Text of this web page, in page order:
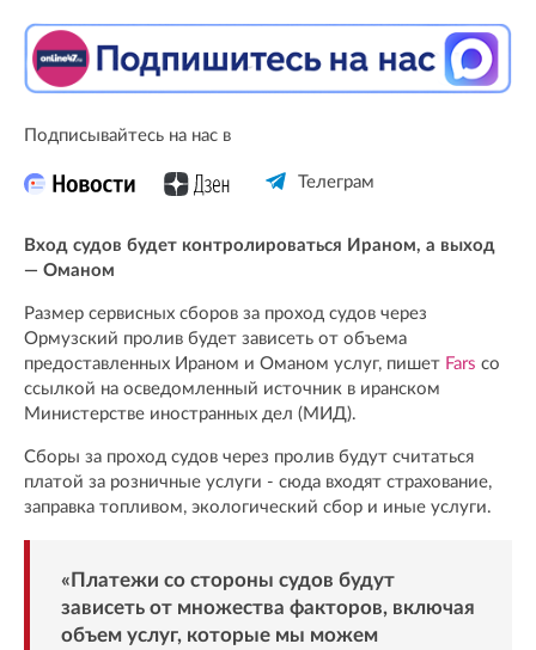
Подписывайтесь на нас в
Телеграм
Вход судов будет контролироваться Ираном, а выход
— Оманом
Размер сервисных сборов за проход судов через
Ормузский пролив будет зависеть от объема
предоставленных Ираном и Оманом услуг, пишет Fars со
ссылкой на осведомленный источник в иранском
Министерстве иностранных дел (МИД).
Сборы за проход судов через пролив будут считаться
платой за розничные услуги - сюда входят страхование,
заправка топливом, экологический сбор и иные услуги.
«Платежи со стороны судов будут
зависеть от множества факторов, включая
объем услуг, которые мы можем